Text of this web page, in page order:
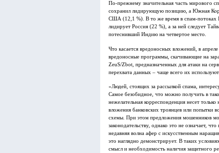
По-прежнему значительная часть мирового
сохранил лидирующую позицию, а Южная
США (12,1 %). В то же время в спам-потоках
лидирует Россия (22 %), а за ней следует
потеснивший Индию на четвертое место.
Что касается вредоносных вложений, в
вредоносные программы, скачивающие на
ZeuS/Zbot, предназначенных для атаки на
перехвата данных – чаще всего их
«Людей, стоящих за рассылкой спама,
Самое безобидное, что можно получить в
нежелательная корреспонденция несет
вложения банковских троянцев или попытки
схемы. При этом предложения мошенников
законодательству, однако это не означает,
недавняя волна афер с искусственным
это наглядно демонстрирует. В таких
смысл и необходимость наличия защитного